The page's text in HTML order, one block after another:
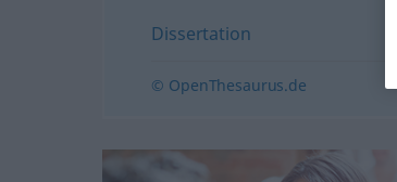
Dissertation
© OpenThesaurus.de